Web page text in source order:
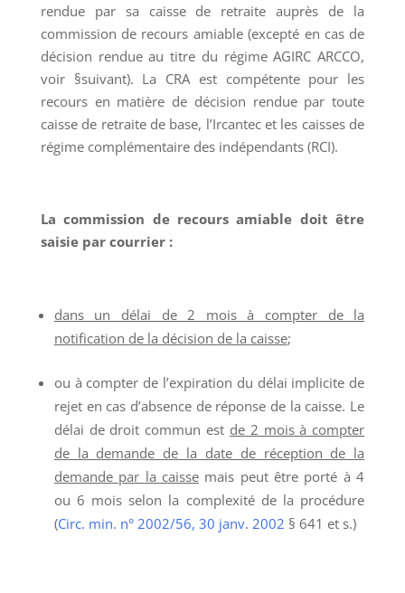
rendue par sa caisse de retraite auprès de la
commission de recours amiable (excepté en cas de
décision rendue au titre du régime AGIRC ARCCO,
voir §suivant). La CRA est compétente pour les
recours en matière de décision rendue par toute
caisse de retraite de base, l’Ircantec et les caisses de
régime complémentaire des indépendants (RCI).
La commission de recours amiable doit être
saisie par courrier :
dans un délai de 2 mois à compter de la
notification de la décision de la caisse;
ou à compter de l’expiration du délai implicite de
rejet en cas d’absence de réponse de la caisse. Le
délai de droit commun est de 2 mois à compter
de la demande de la date de réception de la
demande par la caissemais peut être porté à 4
ou 6 mois selon la complexité de la procédure
(Circ. min. n° 2002/56, 30 janv. 2002 § 641 et s.)